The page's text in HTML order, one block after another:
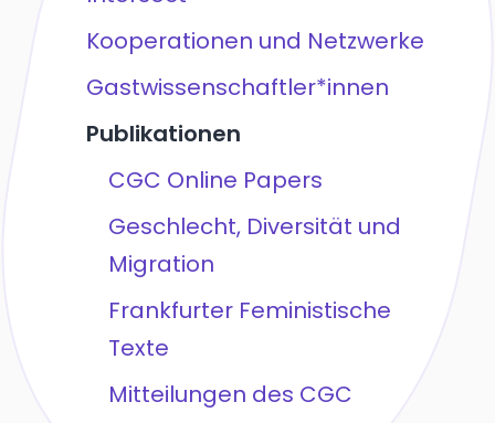
Kooperationen und Netzwerke
Gastwissenschaftler*innen
Publikationen
CGC Online Papers
Geschlecht, Diversität und
Migration
Frankfurter Feministische
Texte
Mitteilungen des CGC